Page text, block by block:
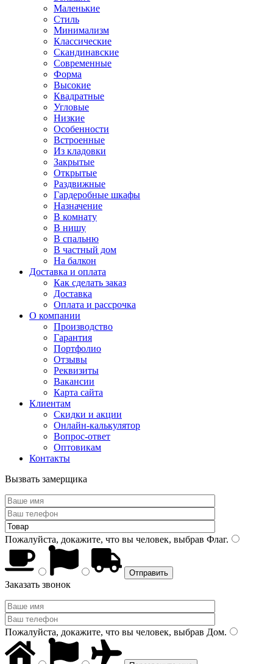
Маленькие
Стиль
Минимализм
Классические
Скандинавские
Современные
Форма
Высокие
Квадратные
Угловые
Низкие
Особенности
Встроенные
Из кладовки
Закрытые
Открытые
Раздвижные
Гардеробные шкафы
Назначение
В комнату
В нишу
В спальню
В частный дом
На балкон
Доставка и оплата
Как сделать заказ
Доставка
Оплата и рассрочка
О компании
Производство
Гарантия
Портфолио
Отзывы
Реквизиты
Вакансии
Карта сайта
Клиентам
Скидки и акции
Онлайн-калькулятор
Вопрос-ответ
Оптовикам
Контакты
Вызвать замерщика
Пожалуйста, докажите, что вы человек, выбрав Флаг.
Заказать звонок
Пожалуйста, докажите, что вы человек, выбрав Дом.